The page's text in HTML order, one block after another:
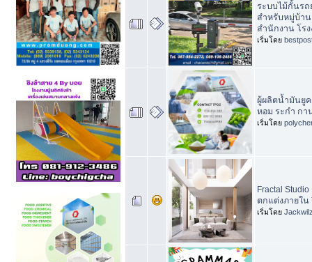
ระบบไม้กั้นร
สำหรับหมู่บ้า
สำนักงาน โร
เริ่มโดย
ผู้ผลิตน้ำมันยู
หอม ระกำ กา
เริ่มโดย
Fractal
ตกแต่งภายใน
เริ่มโดย